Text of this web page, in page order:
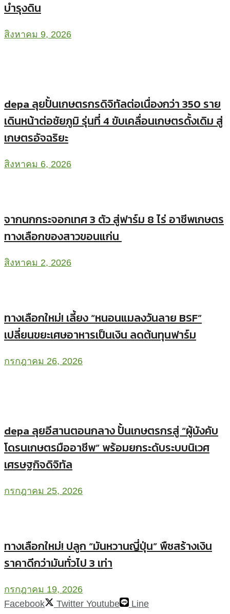
บำรุงดิน
สิงหาคม 9, 2026
depa ลุยปั้นเกษตรกรดิจิทัลต่อเนื่องกว่า 350 ราย
เดินหน้าต่อชัยภูมิ รุ่นที่ 4 ขับเคลื่อนเกษตรดั้งเดิม สู่
เกษตรอัจฉริยะ
สิงหาคม 6, 2026
จากนกกระจอกเทศ 3 ตัว สู่ฟาร์ม 8 ไร่ อาชีพเกษตร
ทางเลือกของสาวขอนแก่น
สิงหาคม 2, 2026
ทางเลือกใหม่! เลี้ยง “หนอนแมลงวันลาย BSF”
เปลี่ยนขยะเศษอาหารเป็นเงิน ลดต้นทุนฟาร์ม
กรกฎาคม 26, 2026
depa ลุยอีสานตอนกลาง ปั้นเกษตรกรสู่ “ผู้บังคับ
โดรนเกษตรมืออาชีพ” พร้อมยกระดับระบบนิเวศ
เศรษฐกิจดิจิทัล
กรกฎาคม 25, 2026
ทางเลือกใหม่! ปลูก “มันหวานญี่ปุ่น” พืชสร้างเงิน
ราคาดีกว่ามันทั่วไป 3 เท่า
กรกฎาคม 19, 2026
Facebook
Twitter Youtube Line